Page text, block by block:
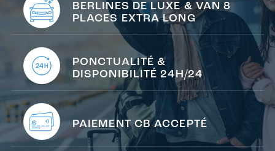
BERLINES DE LUXE & VAN 8
PLACES EXTRA LONG
PONCTUALITÉ &
DISPONIBILITÉ 24H/24
PAIEMENT CB ACCEPTÉ